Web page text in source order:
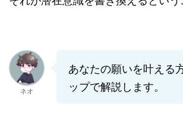
ネオ
あなたの願いを叶える
ップで解説します。